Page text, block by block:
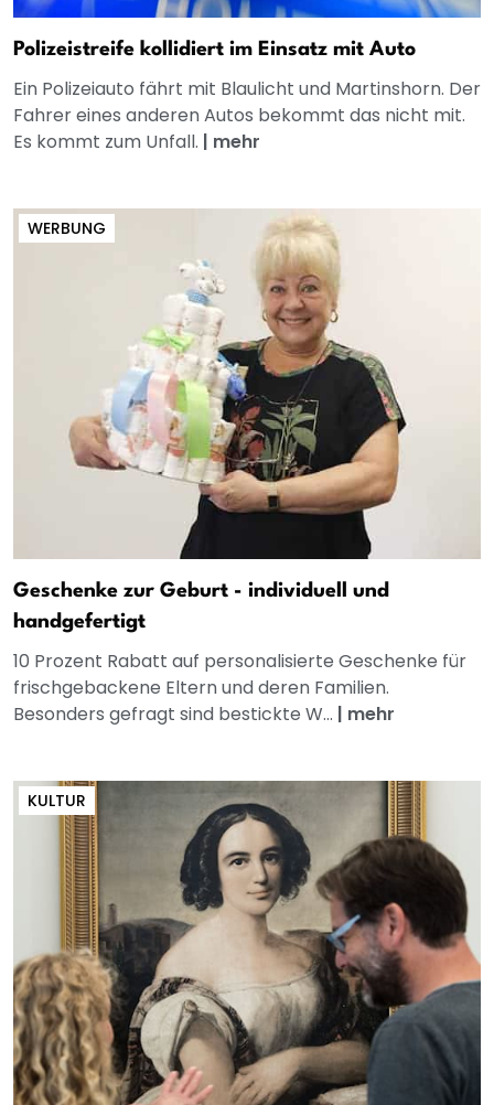
Polizeistreife kollidiert im Einsatz mit Auto
Ein Polizeiauto fährt mit Blaulicht und Martinshorn. Der
Fahrer eines anderen Autos bekommt das nicht mit.
Es kommt zum Unfall. | mehr
WERBUNG
Geschenke zur Geburt - individuell und
handgefertigt
10 Prozent Rabatt auf personalisierte Geschenke für
frischgebackene Eltern und deren Familien.
Besonders gefragt sind bestickte W... | mehr
KULTUR